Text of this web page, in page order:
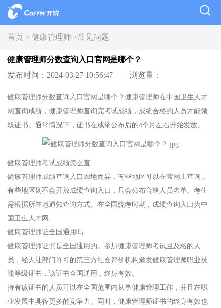
首页 > 健康管理师 >常见问题
健康管理师分数查询入口官网是哪个？
发布时间：2024-03-27 10:56:47
浏览量：
健康管理师分数查询入口官网是哪个？健康管理师在中国卫生人才
网查询成绩，健康管理师查询完考试成绩，成绩合格的人员才能领
取证书。通常情况下，证书在成绩公布后的4个月左右开始发放。
健康管理师考试成绩怎么查
健康管理师成绩查询入口因地而异，有些地区可以在官网上查询，
有些地区则不会开放成绩查询入口，只会公布合格人员名单。考生
需根据所在地通知查询方式。在全国统考时期，成绩查询入口为中
国卫生人才网。
健康管理师证全国通用吗
健康管理师证书是全国通用的。参加健康管理师考试且及格的人
员，经人社部门许可的第三方社会评价机构颁发健康管理师职业技
能等级证书，该证书全国通用，终身有效。
持有该证书的人员可以在全国范围内从事健康管理工作，并且在职
业发展中具备更多的竞争力。同时，健康管理师证书的终身有效也